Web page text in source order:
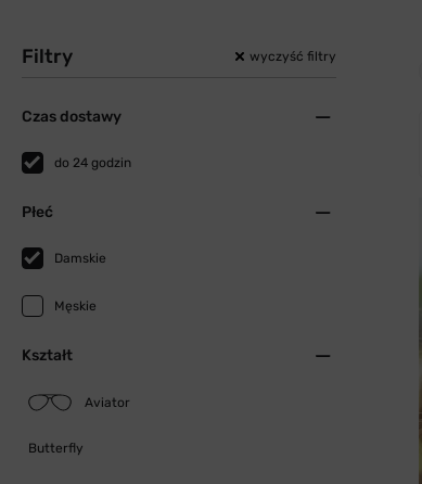
Filtry wyczyść filtry
Czas dostawy
do 24 godzin
Płeć
Damskie
Męskie
Kształt
Aviator
Butterfly